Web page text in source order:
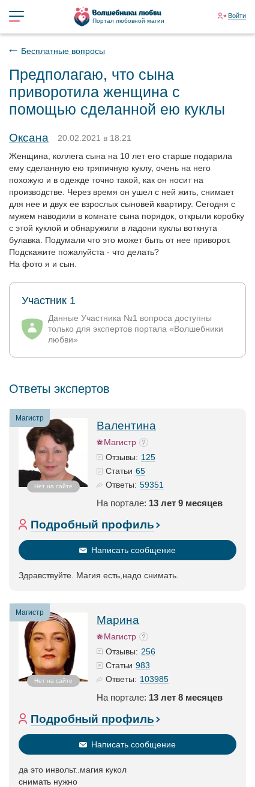
Портал любовной магии
Войти
Бесплатные вопросы
Предполагаю, что сына
приворотила женщина с
помощью сделанной ею куклы
Оксана
20.02.2021 в 18:21
Женщина, коллега сына на 10 лет его старше подарила
ему сделанную ею тряпичную куклу, очень на него
похожую и в одежде точно такой, как он носит на
производстве. Через время он ушел с ней жить, снимает
для нее и двух ее взрослых сыновей квартиру. Сегодня с
мужем наводили в комнате сына порядок, открыли коробку
с этой куклой и обнаружили в ладони куклы воткнута
булавка. Подумали что это может быть от нее приворот.
Подскажите пожалуйста - что делать?
На фото я и сын.
Участник 1
Данные Участника №1 вопроса доступны
только для экспертов портала «Волшебники
любви»
Ответы экспертов
Магистр
Нет на сайте
Валентина
Магистр
Отзывы: 125
Статьи 65
Ответы: 59351
На портале: 13 лет 9 месяцев
Подробный профиль
Написать сообщение
Здравствуйте. Магия есть,надо снимать.
Магистр
Нет на сайте
Марина
Магистр
Отзывы: 256
Статьи 983
Ответы: 103985
На портале: 13 лет 8 месяцев
Подробный профиль
Написать сообщение
да это инвольт..магия кукол
снимать нужно